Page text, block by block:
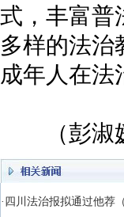
式，丰富普
多样的法治
成年人在法
（彭淑
·四川法治报拟通过他荐